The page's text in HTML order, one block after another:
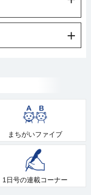
まちがいファイブ
1日号の連載コーナー